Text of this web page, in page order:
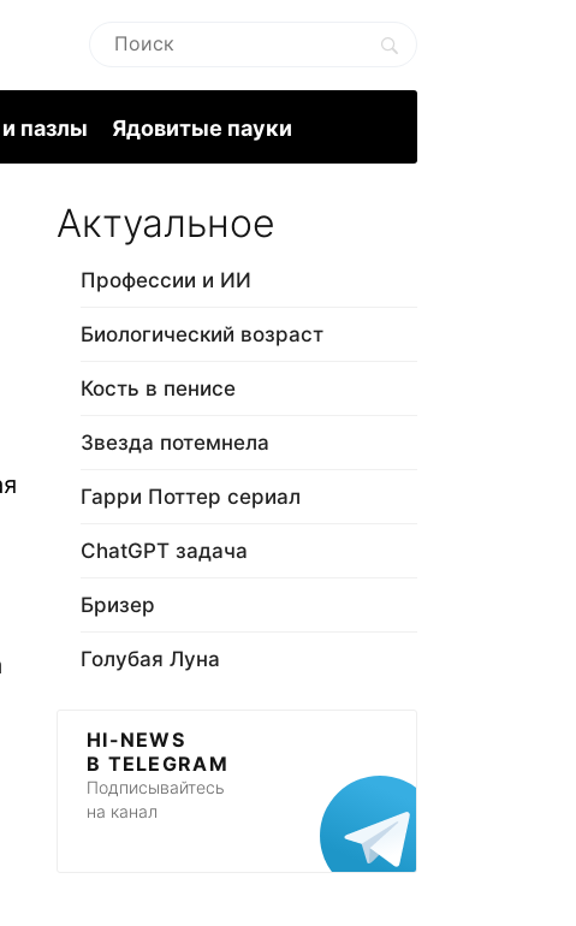
пазлы Ядовитые пауки
Актуальное
Профессии и ИИ
Биологический возраст
Кость в пенисе
Звезда потемнела
Гарри Поттер сериал
ChatGPT задача
Бризер
Голубая Луна
HI-NEWS
В TELEGRAM
Подписывайтесь
на канал